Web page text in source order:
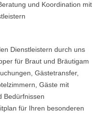
und Koordination mit
Dienstleistern durch uns
für Braut und Bräutigam
Gästetransfer,
Gäste mit
Bedürfnissen
für Ihren besonderen